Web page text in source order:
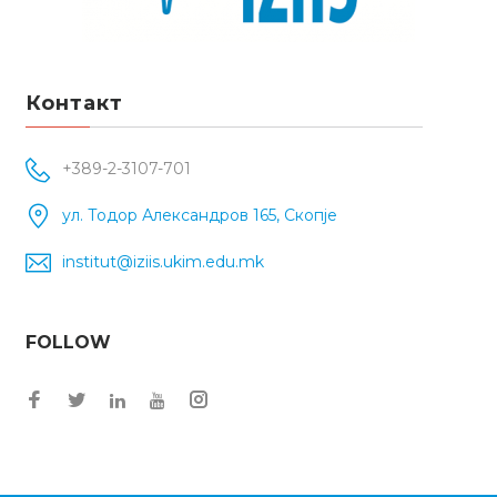
Контакт
+389-2-3107-701
ул. Тодор Александров 165, Скопје
institut@iziis.ukim.edu.mk
FOLLOW
Facebook
Twitter
Instagram